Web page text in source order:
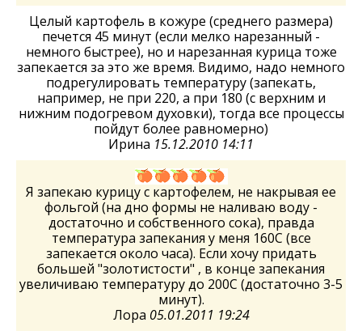
Целый картофель в кожуре (среднего размера)
печется 45 минут (если мелко нарезанный -
немного быстрее), но и нарезанная курица тоже
запекается за это же время. Видимо, надо немного
подрегулировать температуру (запекать,
например, не при 220, а при 180 (с верхним и
нижним подогревом духовки), тогда все процессы
пойдут более равномерно)
Ирина 15.12.2010 14:11
Я запекаю курицу с картофелем, не накрывая ее
фольгой (на дно формы не наливаю воду -
достаточно и собственного сока), правда
температура запекания у меня 160С (все
запекается около часа). Если хочу придать
большей "золотистости" , в конце запекания
увеличиваю температуру до 200С (достаточно 3-5
минут).
Лора 05.01.2011 19:24